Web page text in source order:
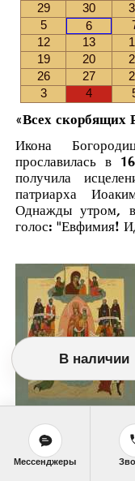
29
30
5
6
12
13
19
20
26
27
3
4
«Всех скорбящих
Икона
прославилась в
получила
патриарха
Однажды утром,
голос: "Евфимия!
<< Вторник, 6
В наличии
Мессенджеры